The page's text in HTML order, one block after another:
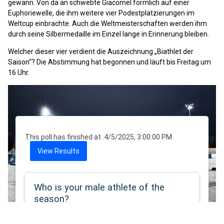
gewann. Von da an schwebte Giacomel förmlich auf einer
Euphoriewelle, die ihm weitere vier Podestplatzierungen im
Weltcup einbrachte. Auch die Weltmeisterschaften werden ihm
durch seine Silbermedaille im Einzel lange in Erinnerung bleiben.
Welcher dieser vier verdient die Auszeichnung „Biathlet der
Saison“? Die Abstimmung hat begonnen und läuft bis Freitag um
16 Uhr.